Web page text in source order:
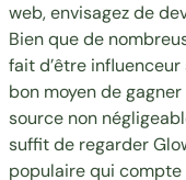
web, envisagez de
Bien que de
fait d’être
bon moyen de
source non
suffit de regarder
populaire qui